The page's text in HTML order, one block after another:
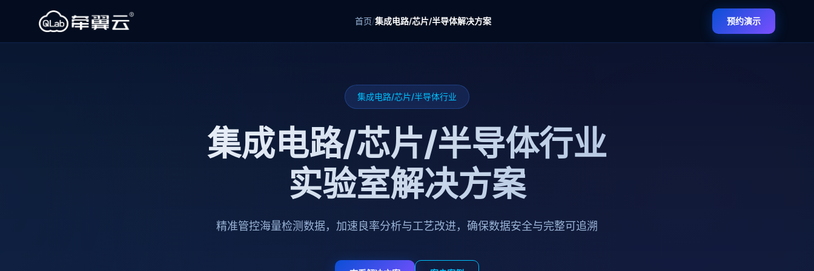
首页/集成电路/芯片/半导体解决方案 预约演示
集成电路/芯片/半导体行业
集成电路/芯片/半导体行业
实验室解决方案
精准管控海量检测数据，加速良率分析与工艺改进，确保数据安全与完整可追溯